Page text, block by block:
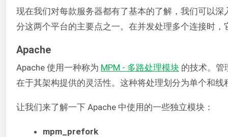
现在我们对每款服务器都有了基本的了解，我们可以
分这两个平台的主要点之一。在并发处理多个连接时
Apache
Apache 使用一种称为 MPM - 多路处理模块 的技术。管
在于其架构提供的灵活性。这种将处理划分为单个和
让我们来了解一下 Apache 中使用的一些独立模块：
mpm_prefork